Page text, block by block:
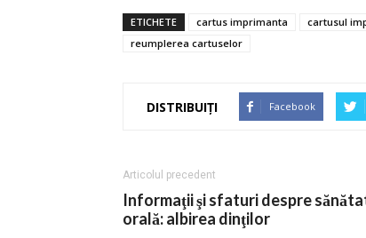
ETICHETE cartus imprimanta cartusul
reumplerea cartuselor
DISTRIBUIȚI Facebook
Articolul precedent
Informaţii şi sfaturi despre
orală: albirea dinţilor